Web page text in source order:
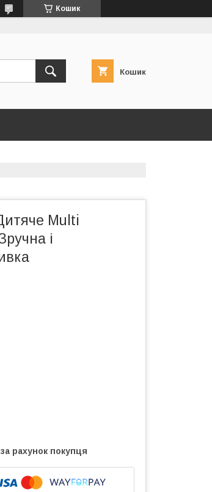
Кошик
Кошик
Multi
і
за рахунок покупця